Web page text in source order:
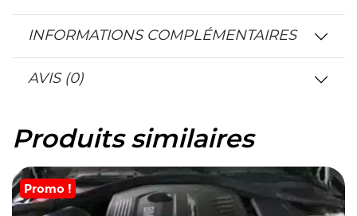
INFORMATIONS COMPLÉMENTAIRES
AVIS (0)
Produits similaires
Promo !